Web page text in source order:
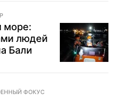
море:
людей
Бали
ФОКУС